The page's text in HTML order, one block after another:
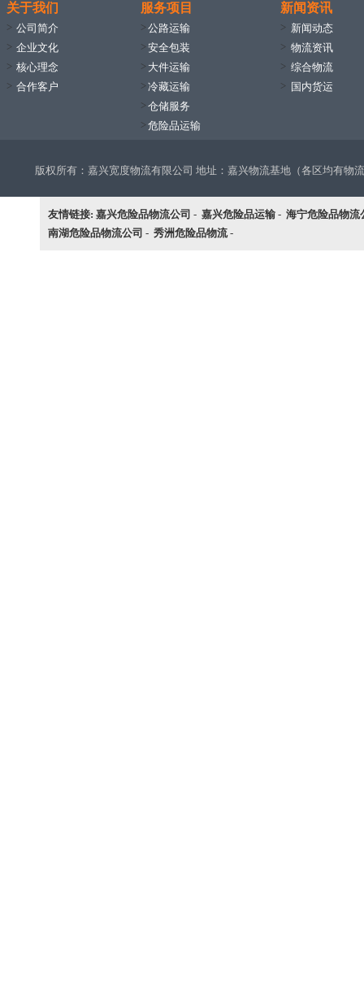
关于我们
> 公司简介
> 企业文化
> 核心理念
> 合作客户
服务项目
> 公路运输
> 安全包装
> 大件运输
> 冷藏运输
> 仓储服务
> 危险品运输
新闻资讯
> 新闻动态
> 物流资讯
> 综合物流
> 国内货运
版权所有：嘉兴宽度物流有限公司 地址：嘉兴物流基地（各区均有物
友情链接: 嘉兴危险品物流公司 - 嘉兴危险品运输 - 海宁危险品物流
南湖危险品物流公司 - 秀洲危险品物流-